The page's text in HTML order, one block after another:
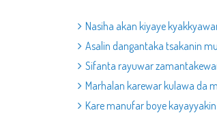
Nasiha akan kiyaye
Asalin dangantaka tsakanin
Sifanta rayuwar
Marhalan karewar kulawa da
Kare manufar boye